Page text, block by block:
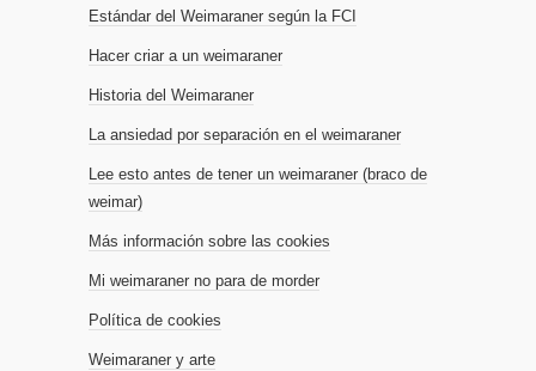
Estándar del Weimaraner según la FCI
Hacer criar a un weimaraner
Historia del Weimaraner
La ansiedad por separación en el weimaraner
Lee esto antes de tener un weimaraner (braco de
weimar)
Más información sobre las cookies
Mi weimaraner no para de morder
Política de cookies
Weimaraner y arte